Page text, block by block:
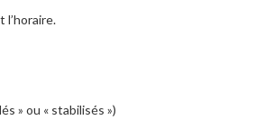
l’horaire.
» ou « stabilisés »)